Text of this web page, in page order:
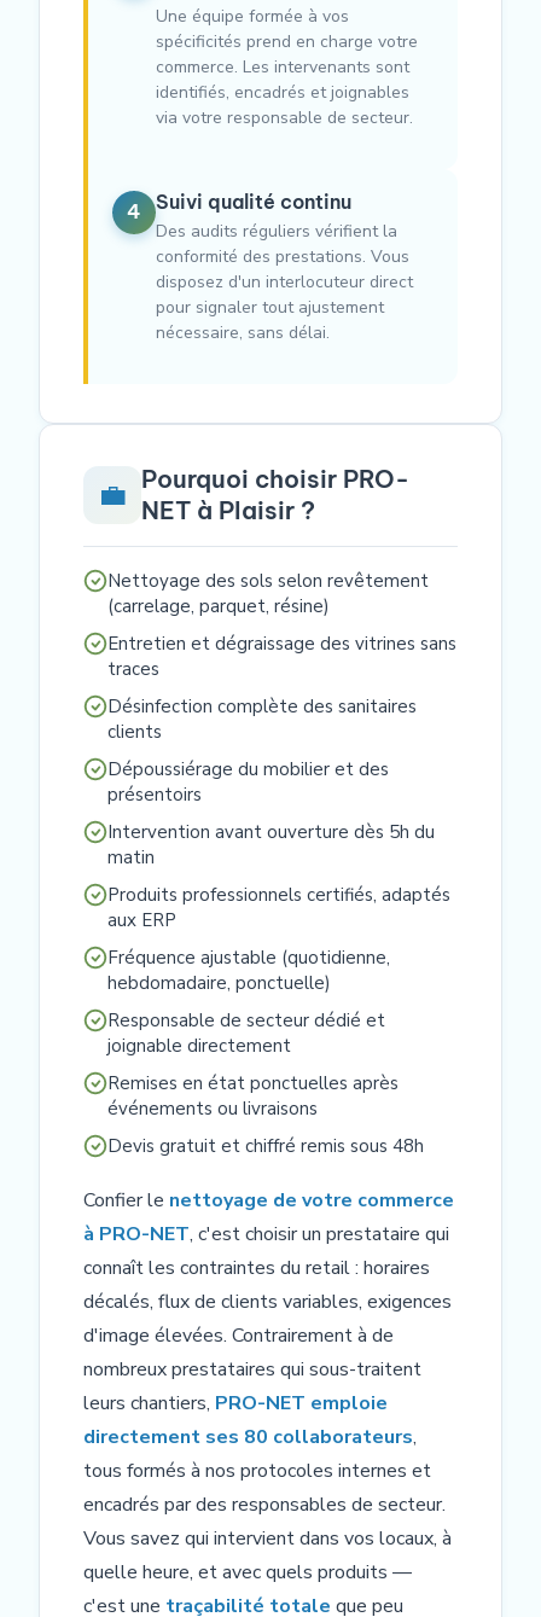
Une équipe formée à vos
spécificités prend en charge votre
commerce. Les intervenants sont
identifiés, encadrés et joignables
via votre responsable de secteur.
4 Suivi qualité continu
Des audits réguliers vérifient la
conformité des prestations. Vous
disposez d'un interlocuteur direct
pour signaler tout ajustement
nécessaire, sans délai.
💼 Pourquoi choisir PRO-
NET à Plaisir ?
Nettoyage des sols selon revêtement
(carrelage, parquet, résine)
Entretien et dégraissage des vitrines sans
traces
Désinfection complète des sanitaires
clients
Dépoussiérage du mobilier et des
présentoirs
Intervention avant ouverture dès 5h du
matin
Produits professionnels certifiés, adaptés
aux ERP
Fréquence ajustable (quotidienne,
hebdomadaire, ponctuelle)
Responsable de secteur dédié et
joignable directement
Remises en état ponctuelles après
événements ou livraisons
Devis gratuit et chiffré remis sous 48h
Confier le nettoyage de votre commerce
à PRO-NET, c'est choisir un prestataire qui
connaît les contraintes du retail : horaires
décalés, flux de clients variables, exigences
d'image élevées. Contrairement à de
nombreux prestataires qui sous-traitent
leurs chantiers, PRO-NET emploie
directement ses 80 collaborateurs,
tous formés à nos protocoles internes et
encadrés par des responsables de secteur.
Vous savez qui intervient dans vos locaux, à
quelle heure, et avec quels produits —
c'est une traçabilité totale que peu